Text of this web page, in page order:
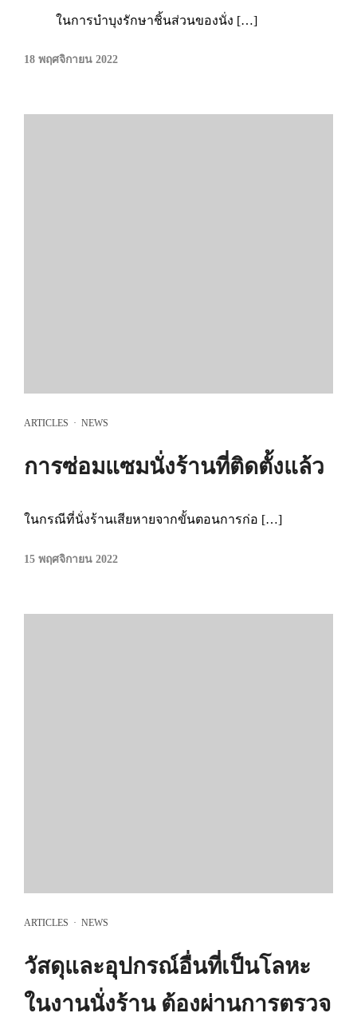
ในการบำบุงรักษาชิ้นส่วนของนั่ง […]
18 พฤศจิกายน 2022
ARTICLES · NEWS
การซ่อมแซมนั่งร้านที่ติดตั้งแล้ว
ในกรณีที่นั่งร้านเสียหายจากขั้นตอนการก่อ […]
15 พฤศจิกายน 2022
ARTICLES · NEWS
วัสดุและอุปกรณ์อื่นที่เป็นโลหะ
ในงานนั่งร้าน ต้องผ่านการตรวจ